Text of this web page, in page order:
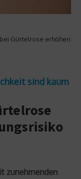
Gürtelrose erhöhen
sind kaum
zunehmenden